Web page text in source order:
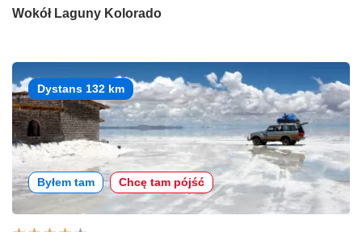
Wokół Laguny Kolorado
Dystans 132 km
Byłem tam Chcę tam pójść